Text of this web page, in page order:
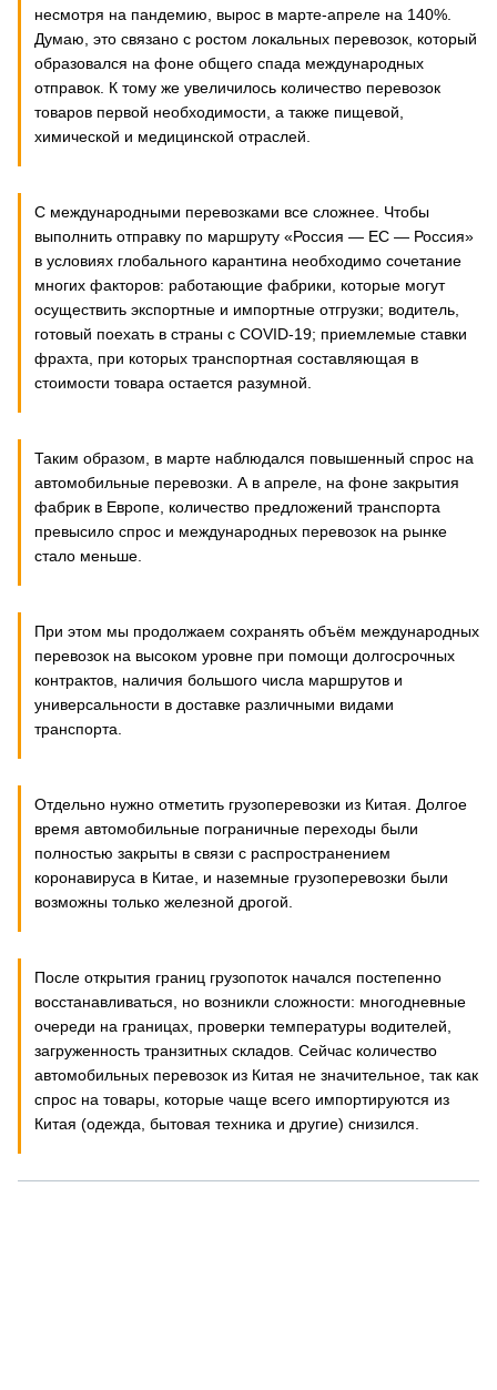
несмотря на пандемию, вырос в марте-апреле на 140%.
Думаю, это связано с ростом локальных перевозок, который
образовался на фоне общего спада международных
отправок. К тому же увеличилось количество перевозок
товаров первой необходимости, а также пищевой,
химической и медицинской отраслей.
С международными перевозками все сложнее. Чтобы
выполнить отправку по маршруту «Россия — ЕС — Россия»
в условиях глобального карантина необходимо сочетание
многих факторов: работающие фабрики, которые могут
осуществить экспортные и импортные отгрузки; водитель,
готовый поехать в страны с COVID-19; приемлемые ставки
фрахта, при которых транспортная составляющая в
стоимости товара остается разумной.
Таким образом, в марте наблюдался повышенный спрос на
автомобильные перевозки. А в апреле, на фоне закрытия
фабрик в Европе, количество предложений транспорта
превысило спрос и международных перевозок на рынке
стало меньше.
При этом мы продолжаем сохранять объём международных
перевозок на высоком уровне при помощи долгосрочных
контрактов, наличия большого числа маршрутов и
универсальности в доставке различными видами
транспорта.
Отдельно нужно отметить грузоперевозки из Китая. Долгое
время автомобильные пограничные переходы были
полностью закрыты в связи с распространением
коронавируса в Китае, и наземные грузоперевозки были
возможны только железной дрогой.
После открытия границ грузопоток начался постепенно
восстанавливаться, но возникли сложности: многодневные
очереди на границах, проверки температуры водителей,
загруженность транзитных складов. Сейчас количество
автомобильных перевозок из Китая не значительное, так как
спрос на товары, которые чаще всего импортируются из
Китая (одежда, бытовая техника и другие) снизился.